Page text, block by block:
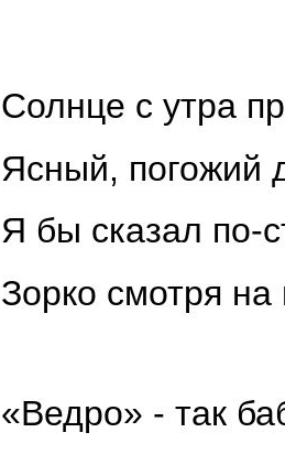
Солнце с утра
Ясный, погожий
Я бы сказал по-
Зорко смотря на
«Ведро» - так